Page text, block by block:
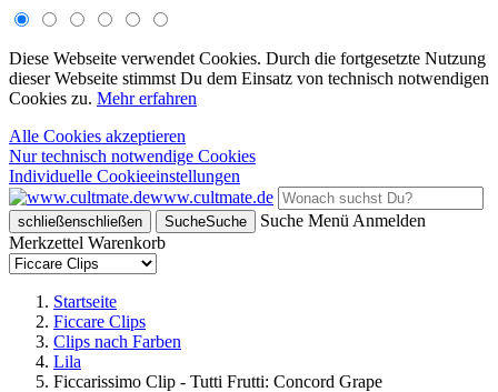
Diese Webseite verwendet Cookies. Durch die fortgesetzte Nutzung
dieser Webseite stimmst Du dem Einsatz von technisch notwendigen
Cookies zu. Mehr erfahren
Alle Cookies akzeptieren
Nur technisch notwendige Cookies
Individuelle Cookieeinstellungen
www.cultmate.de
schließenschließen SucheSuche Suche Menü Anmelden
Merkzettel Warenkorb
Startseite
Ficcare Clips
Clips nach Farben
Lila
Ficcarissimo Clip - Tutti Frutti: Concord Grape